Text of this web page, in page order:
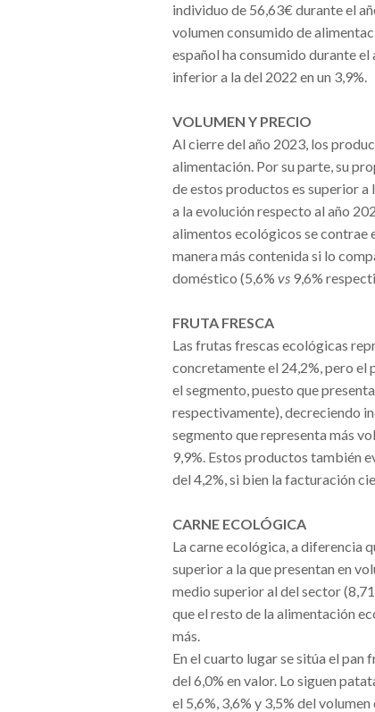
individuo de 56,63€ durante el
volumen consumido de
español ha consumido durante
inferior a la del 2022 en un 3,9%.
VOLUMEN Y PRECIO
Al cierre del año 2023, los
alimentación. Por su parte, su
de estos productos es superior
a la evolución respecto al año
alimentos ecológicos se contrae
manera más contenida si lo
doméstico (5,6%vs 9,6%
FRUTA FRESCA
Las frutas frescas ecológicas
concretamente el 24,2%, pero el
el segmento, puesto que
respectivamente), decreciendo
segmento que representa más
9,9%. Estos productos también
del 4,2%, si bien la facturación
CARNE ECOLÓGICA
La carne ecológica, a diferencia
superior a la que presentan en
medio superior al del sector
que el resto de la alimentación
más.
En el cuarto lugar se sitúa el
del 6,0% en valor. Lo siguen
el 5,6%, 3,6% y 3,5% del